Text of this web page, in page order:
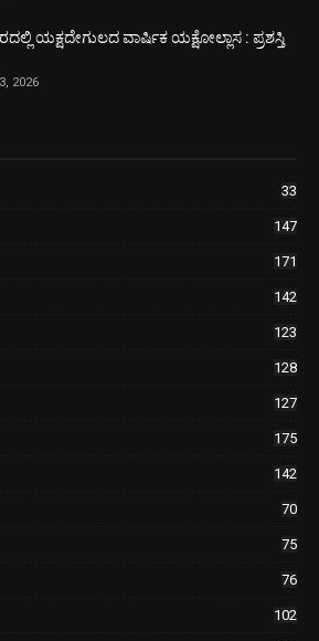
ಯಕ್ಷದೇಗುಲದ ವಾರ್ಷಿಕ ಯಕ್ಷೋಲ್ಲಾಸ : ಪ್ರಶಸ್ತಿ
2026
33
147
171
142
123
128
127
175
142
70
75
76
102